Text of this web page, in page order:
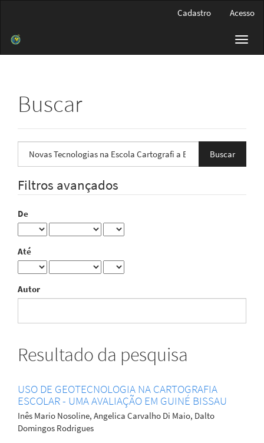
Barra
Cadastro Acesso
Buscar
termo
Filtros avançados
De
Até
Autor
Resultado da pesquisa
USO DE GEOTECNOLOGIA NA CARTOGRAFIA
ESCOLAR - UMA AVALIAÇÃO EM GUINÉ BISSAU
Inês Mario Nosoline, Angelica Carvalho Di Maio, Dalto
Domingos Rodrigues